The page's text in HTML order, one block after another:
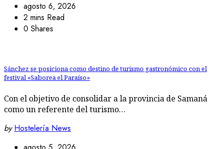
agosto 6, 2026
2 mins Read
0 Shares
Sánchez se posiciona como destino de turismo gastronómico con el
festival «Saborea el Paraíso»
Con el objetivo de consolidar a la provincia de Samaná
como un referente del turismo…
by Hostelería News